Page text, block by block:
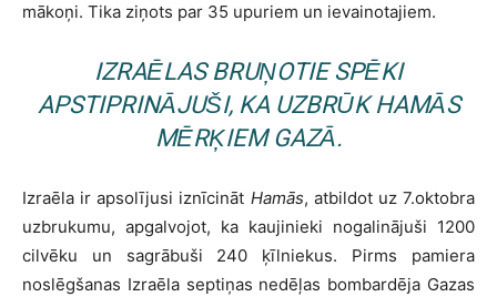
mākoņi. Tika ziņots par 35 upuriem un ievainotajiem.
IZRAĒLAS BRUŅOTIE SPĒKI
APSTIPRINĀJUŠI, KA UZBRŪKHAMĀS
MĒRĶIEM GAZĀ.
Izraēla ir apsolījusi iznīcināt Hamās, atbildot uz 7.oktobra
uzbrukumu, apgalvojot, ka kaujinieki nogalinājuši 1200
cilvēku un sagrābuši 240 ķīlniekus. Pirms pamiera
noslēgšanas Izraēla septiņas nedēļas bombardēja Gazas